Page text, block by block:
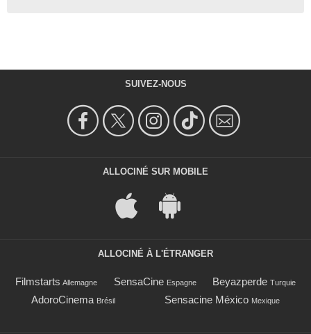
SUIVEZ-NOUS
ALLOCINÉ SUR MOBILE
ALLOCINÉ À L'ÉTRANGER
Filmstarts Allemagne SensaCine Espagne Beyazperde Turquie
AdoroCinema Brésil Sensacine México Mexique